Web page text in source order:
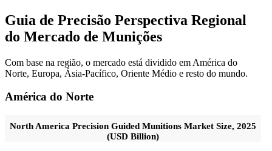
Guia de Precisão Perspectiva Regional
do Mercado de Munições
Com base na região, o mercado está dividido em América do
Norte, Europa, Ásia-Pacífico, Oriente Médio e resto do mundo.
América do Norte
North America Precision Guided Munitions Market Size, 2025
(USD Billion)